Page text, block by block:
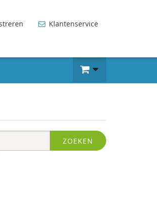
Klantenservice
ZOEKEN